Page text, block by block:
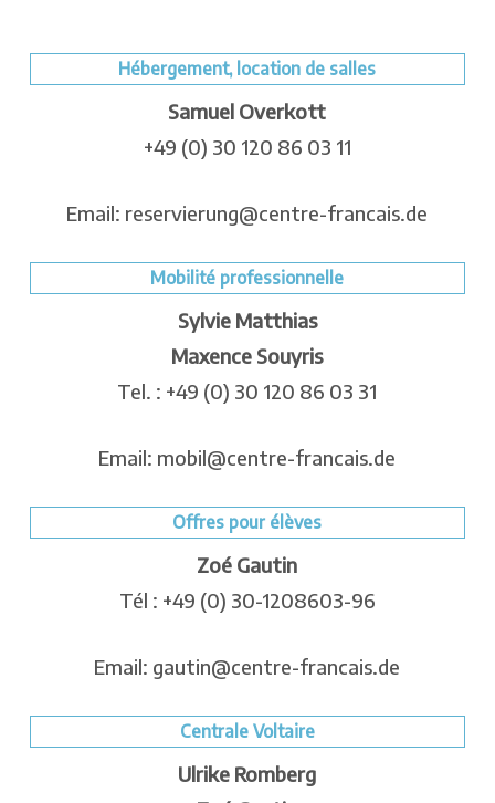
Hébergement, location de salles
Samuel Overkott
+49 (0) 30 120 86 03 11
Email: reservierung@centre-francais.de
Mobilité professionnelle
Sylvie Matthias
Maxence Souyris
Tel. : +49 (0) 30 120 86 03 31
Email: mobil@centre-francais.de
Offres pour élèves
Zoé Gautin
Tél : +49 (0) 30-1208603-96
Email: gautin@centre-francais.de
Centrale Voltaire
Ulrike Romberg